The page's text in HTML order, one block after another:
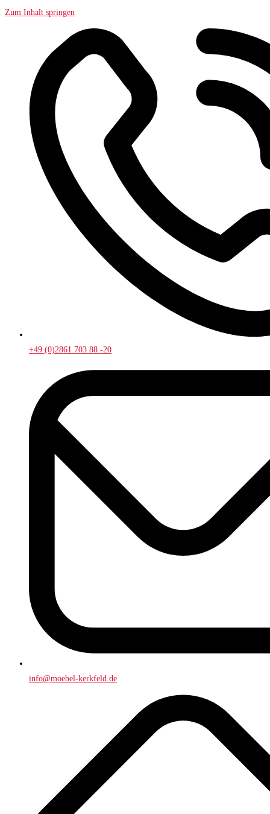
Zum Inhalt springen
+49 (0)2861 703 88 -20
info@moebel-kerkfeld.de